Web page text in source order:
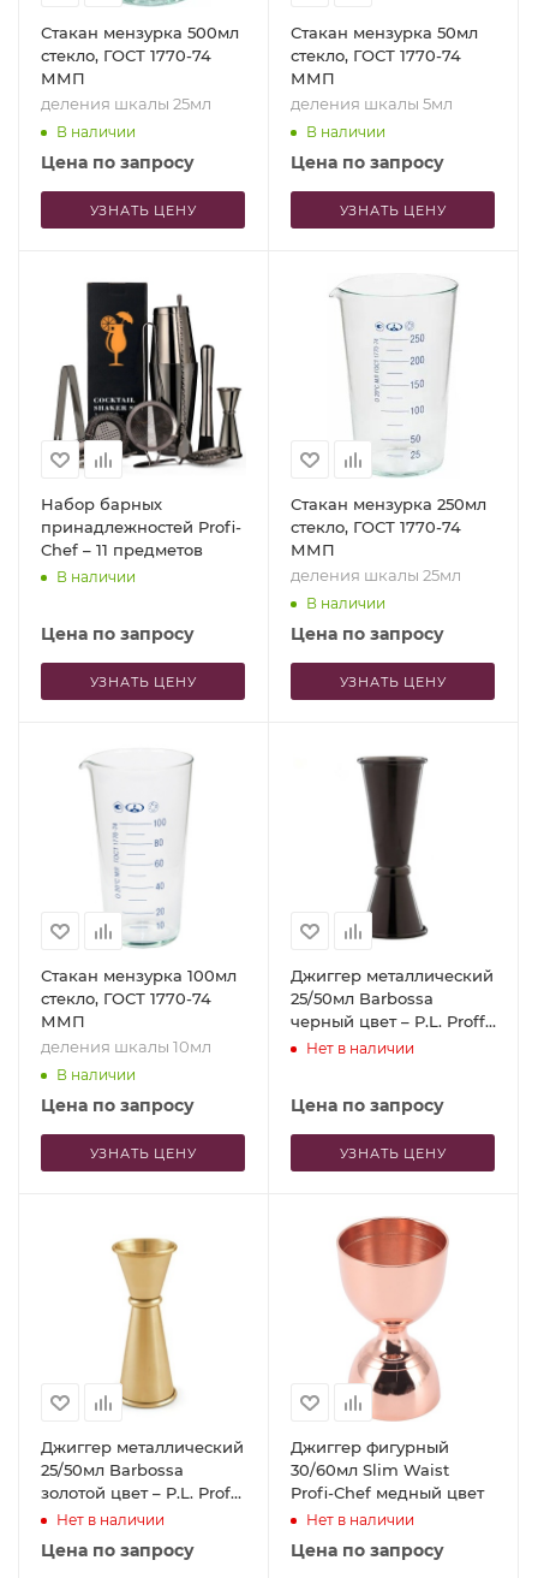
Стакан мензурка 500мл
стекло, ГОСТ 1770-74
ММП
деления шкалы 25мл
В наличии
Цена по запросу
УЗНАТЬ ЦЕНУ
Стакан мензурка 50мл
стекло, ГОСТ 1770-74
ММП
деления шкалы 5мл
В наличии
Цена по запросу
УЗНАТЬ ЦЕНУ
Набор барных
принадлежностей Profi-
Chef – 11 предметов
В наличии
Цена по запросу
УЗНАТЬ ЦЕНУ
Стакан мензурка 250мл
стекло, ГОСТ 1770-74
ММП
деления шкалы 25мл
В наличии
Цена по запросу
УЗНАТЬ ЦЕНУ
Стакан мензурка 100мл
стекло, ГОСТ 1770-74
ММП
деления шкалы 10мл
В наличии
Цена по запросу
УЗНАТЬ ЦЕНУ
Джиггер металлический
25/50мл Barbossa
черный цвет – P.L. Proff
Cuisine
Нет в наличии
Цена по запросу
УЗНАТЬ ЦЕНУ
Джиггер металлический
25/50мл Barbossa
золотой цвет – P.L. Proff
Cuisine
Нет в наличии
Цена по запросу
Джиггер фигурный
30/60мл Slim Waist
Profi-Chef медный цвет
Нет в наличии
Цена по запросу